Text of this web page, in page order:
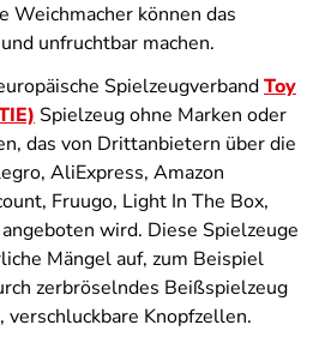
Weichmacher können das
unfruchtbar machen.
SpielzeugverbandToy
Spielzeug ohne Marken oder
das von Drittanbietern über die
AliExpress, Amazon
Fruugo, Light In The Box,
wird. Diese Spielzeuge
Mängel auf, zum Beispiel
zerbröselndes Beißspielzeug
Knopfzellen.